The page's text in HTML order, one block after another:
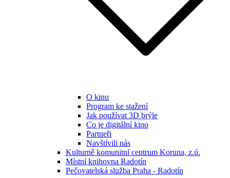
O kinu
Program ke stažení
Jak používat 3D brýle
Co je digitální kino
Partneři
Navštívili nás
Kulturně komunitní centrum Koruna, z.ú.
Místní knihovna Radotín
Pečovatelská služba Praha - Radotín